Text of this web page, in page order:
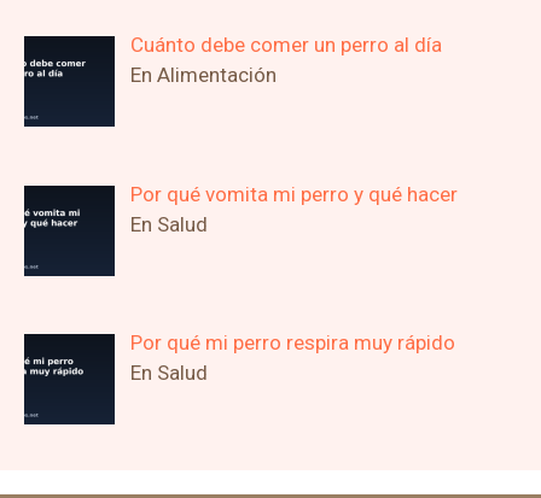
Cuánto debe comer un perro al día
En Alimentación
Por qué vomita mi perro y qué hacer
En Salud
Por qué mi perro respira muy rápido
En Salud